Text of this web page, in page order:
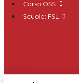
Corso OSS
Scuole: FSL